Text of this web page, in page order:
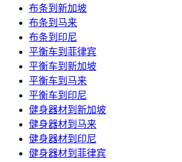
布条到新加坡
布条到马来
布条到印尼
平衡车到菲律宾
平衡车到新加坡
平衡车到马来
平衡车到印尼
健身器材到新加坡
健身器材到马来
健身器材到印尼
健身器材到菲律宾